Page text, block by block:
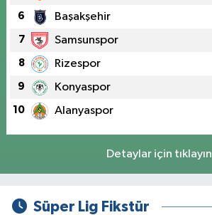
6 Başakşehir
7 Samsunspor
8 Rizespor
9 Konyaspor
10 Alanyaspor
Detaylar için tıklayın
Süper Lig Fikstür